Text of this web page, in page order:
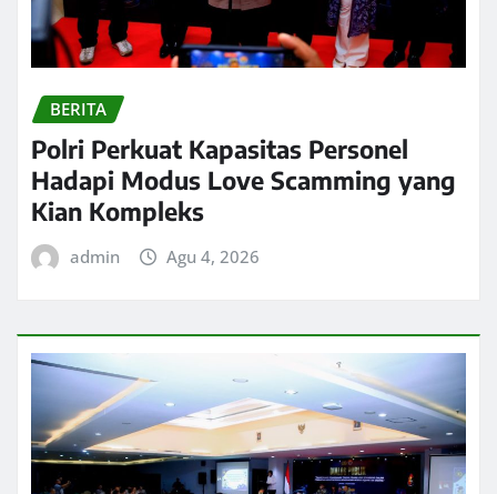
BERITA
Polri Perkuat Kapasitas Personel
Hadapi Modus Love Scamming yang
Kian Kompleks
admin Agu 4, 2026